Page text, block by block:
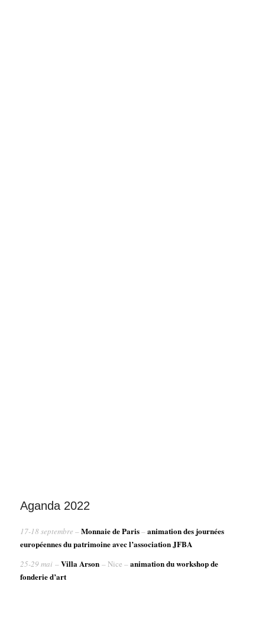
Aganda 2022
17-18 septembre –Monnaie de Paris–animation des journées
européennes du patrimoine avec l’association JFBA
25-29 mai –Villa Arson – Nice –animation du workshop de
fonderie d’art